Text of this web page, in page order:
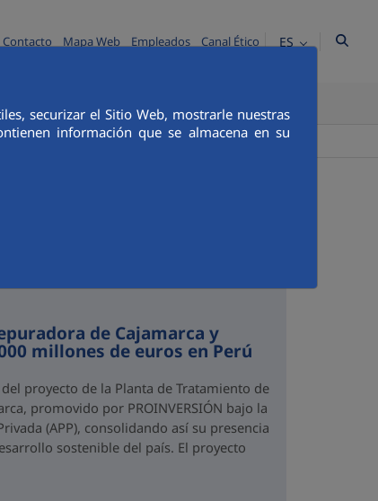
securizar el Sitio Web, mostrarle nuestras
información que se almacena en su
Contacto Mapa Web Empleados Canal Ético ES
de Cajamarca y
millones de euros en Perú
proyecto de la Planta de Tratamiento de
promovido por PROINVERSIÓN bajo la
(APP), consolidando así su presencia
sostenible del país. El proyecto